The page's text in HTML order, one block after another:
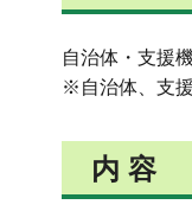
自治体・支援
※自治体、支
内 容